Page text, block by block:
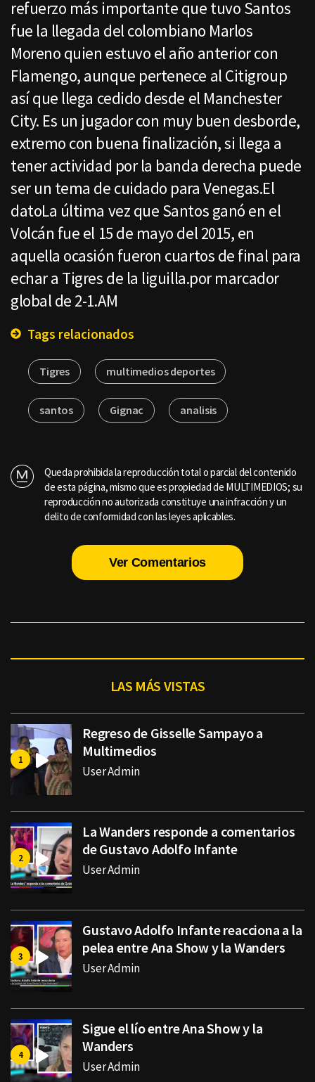
refuerzo más importante que tuvo Santos
fue la llegada del colombiano Marlos
Moreno quien estuvo el año anterior con
Flamengo, aunque pertenece al Citigroup
así que llega cedido desde el Manchester
City. Es un jugador con muy buen desborde,
extremo con buena finalización, si llega a
tener actividad por la banda derecha puede
ser un tema de cuidado para Venegas.El
datoLa última vez que Santos ganó en el
Volcán fue el 15 de mayo del 2015, en
aquella ocasión fueron cuartos de final para
echar a Tigres de la liguilla.por marcador
global de 2-1.AM
Tags relacionados
Tigres multimedios deportes
santos Gignac analisis
Queda prohibida la reproducción total o parcial del contenido
de esta página, mismo que es propiedad de MULTIMEDIOS; su
reproducción no autorizada constituye una infracción y un
delito de conformidad con las leyes aplicables.
Ver Comentarios
LAS MÁS VISTAS
Regreso de Gisselle Sampayo a
Multimedios
User Admin
La Wanders responde a comentarios
de Gustavo Adolfo Infante
User Admin
Gustavo Adolfo Infante reacciona a la
pelea entre Ana Show y la Wanders
User Admin
Sigue el lío entre Ana Show y la
Wanders
User Admin